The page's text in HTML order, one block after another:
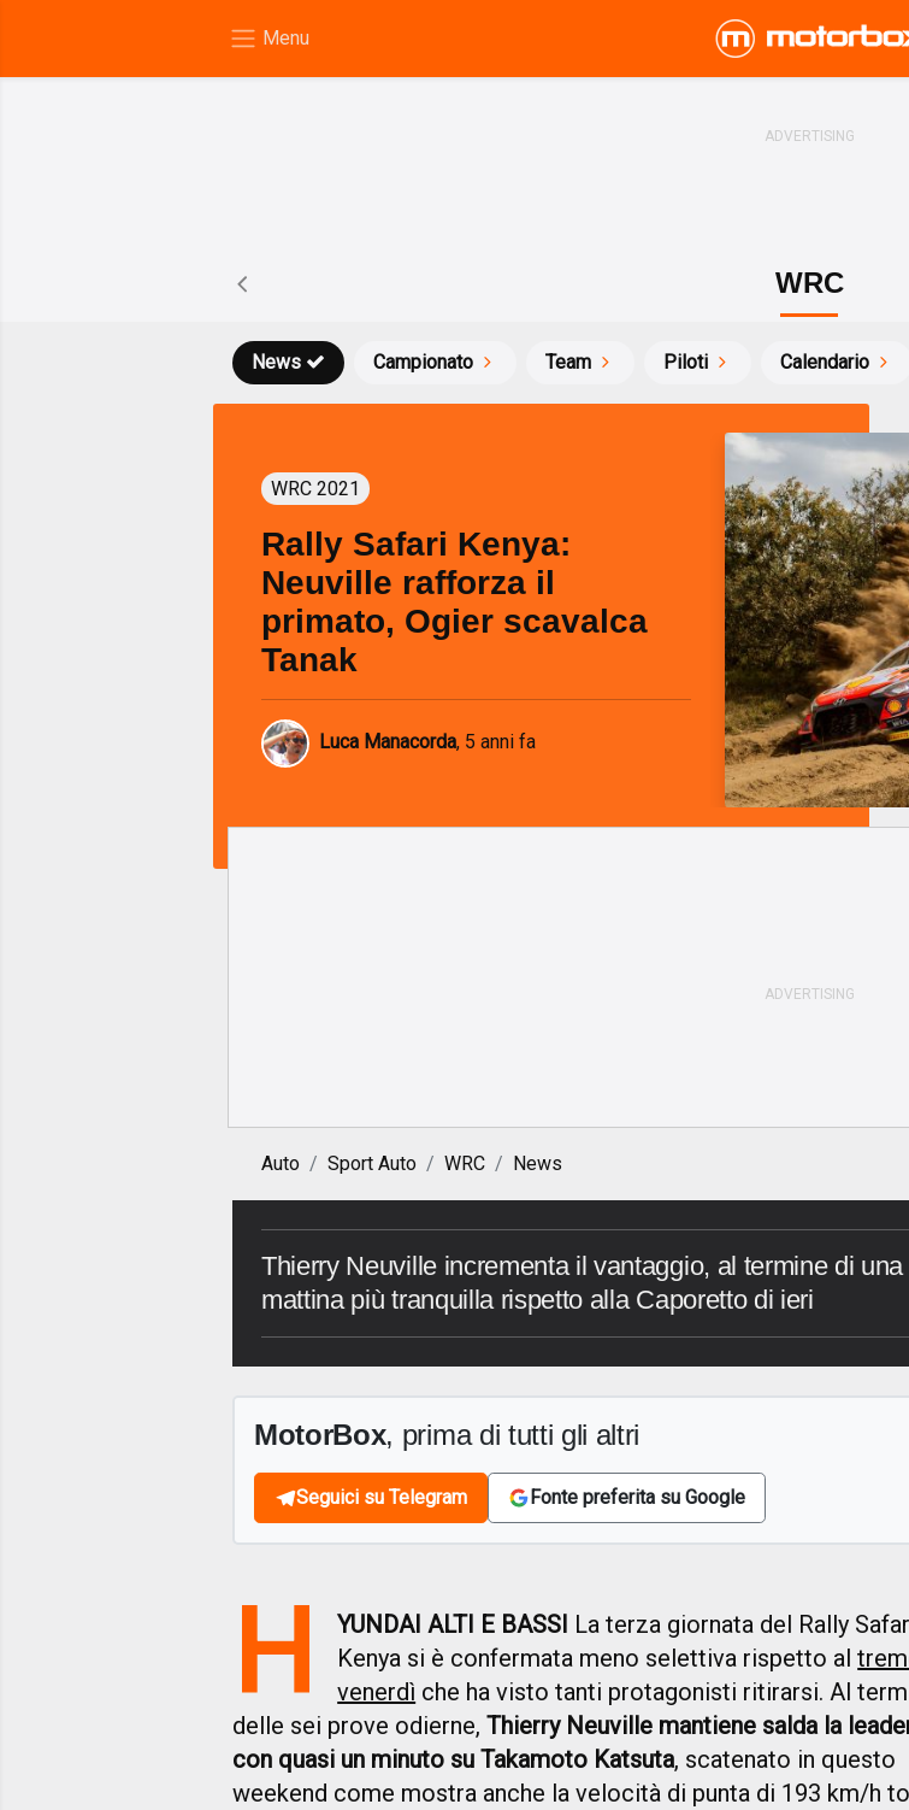
WRC
News Campionato Team Piloti Calendario
WRC 2021
Rally Safari Kenya:
Neuville rafforza il
primato, Ogier scavalca
Tanak
Luca Manacorda, 5 anni fa
Auto Sport Auto WRC News
Thierry Neuville incrementa il vantaggio, al termine di una
mattina più tranquilla rispetto alla Caporetto di ieri
MotorBox, prima di tutti gli altri
Seguici su Telegram Fonte preferita su Google
H YUNDAI ALTI E BASSI La terza giornata del Rally
Kenya si è confermata meno selettiva rispetto al
venerdì che ha visto tanti protagonisti ritirarsi. Al
delle sei prove odierne, Thierry Neuville mantiene salda la
con quasi un minuto su Takamoto Katsuta, scatenato in questo
weekend come mostra anche la velocità di punta di 193 km/h